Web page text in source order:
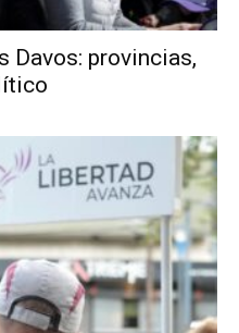
Davos: provincias,